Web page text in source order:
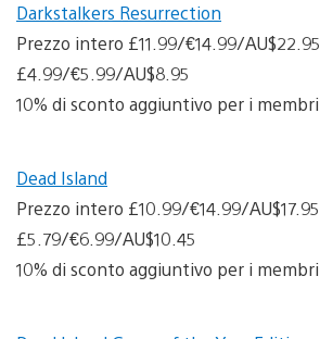
Darkstalkers Resurrection
Prezzo intero £11.99/€14.99/
£4.99/€5.99/AU$8.95
10% di sconto aggiuntivo per i membri
Dead Island
Prezzo intero £10.99/€14.99/
£5.79/€6.99/AU$10.45
10% di sconto aggiuntivo per i membri